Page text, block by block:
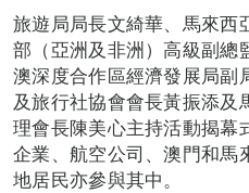
旅遊局局長文綺華、馬來西
部（亞洲及非洲）高級副
澳深度合作區經濟發展局副
及旅行社協會會長黃振添及
理會長陳美心主持活動揭幕
企業、航空公司、澳門和馬
地居民亦參與其中。